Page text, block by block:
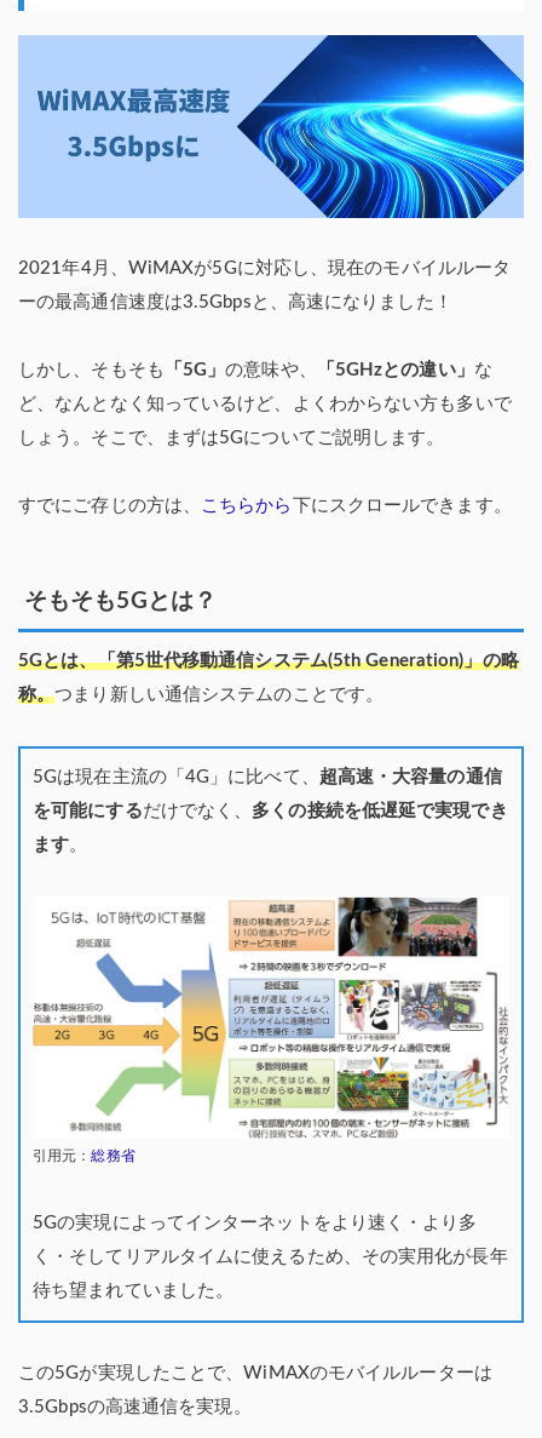
2021年4月、WiMAXが5Gに対応し、現在のモバイルルータ
ーの最高通信速度は3.5Gbpsと、高速になりました！
しかし、そもそも 「5G」の意味や、 「5GHzとの違い」 な
ど、なんとなく知っているけど、よくわからない方も多いで
しょう。そこで、まずは5Gについてご説明します。
すでにご存じの方は、 こちらから 下にスクロールできます。
そもそも5Gとは？
5Gとは、「第5世代移動通信システム(5th Generation)」の略
称。つまり新しい通信システムのことです。
5Gは現在主流の「4G」に比べて、 超高速・大容量の通信
を可能にするだけでなく、 多くの接続を低遅延で実現でき
ます。
引用元：総務省
5Gの実現によってインターネットをより速く・より多
く・そしてリアルタイムに使えるため、その実用化が長年
待ち望まれていました。
この5Gが実現したことで、WiMAXのモバイルルーターは
3.5Gbpsの高速通信を実現。